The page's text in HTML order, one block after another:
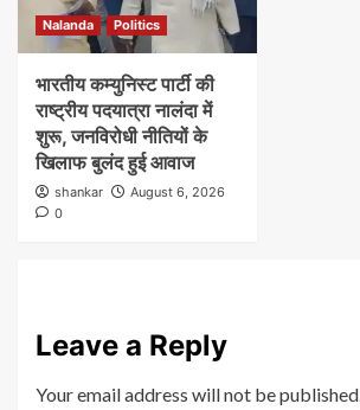
Nalanda Politics
भारतीय कम्युनिस्ट पार्टी की
राष्ट्रीय पदयात्रा नालंदा में
शुरू, जनविरोधी नीतियों के
खिलाफ बुलंद हुई आवाज
shankar
August 6, 2026
0
Leave a Reply
Your email address will not be published.